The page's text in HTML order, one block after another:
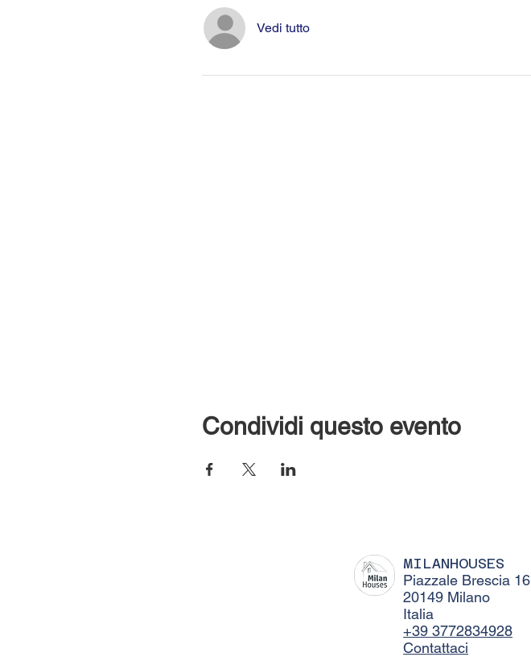
Vedi tutto
Condividi questo evento
MILANHOUSES
Piazzale Brescia 16
20149 Milano
Italia
+39 3772834928
Contattaci